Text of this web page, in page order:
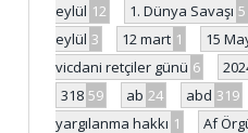
eylül 12 1. Dünya Savaşı 5
eylül 3 12 mart 1 15
vicdani retçiler günü 6
318 59 ab 24 abd 319
yargılanma hakkı 1 Af